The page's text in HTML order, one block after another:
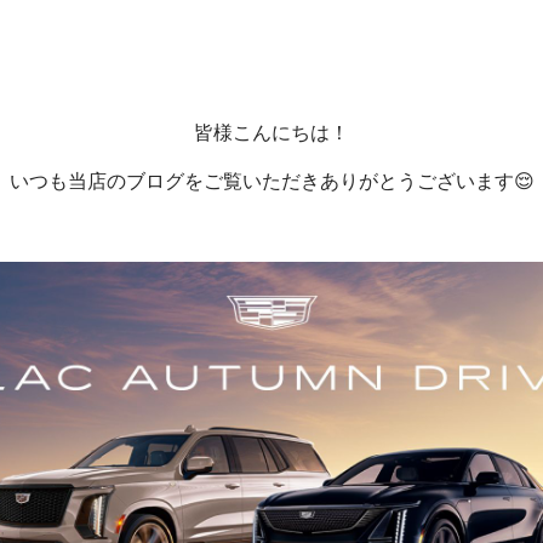
皆様こんにちは！
いつも当店のブログをご覧いただきありがとうございます😌